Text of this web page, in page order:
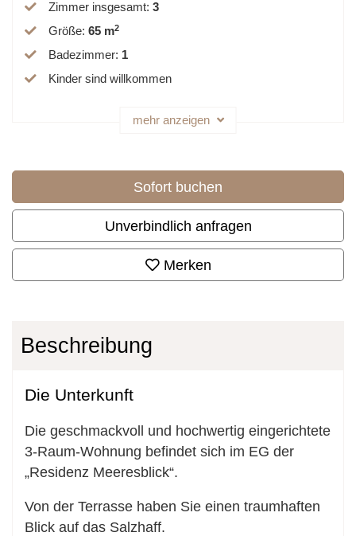
Zimmer insgesamt: 3
Größe: 65 m2
Badezimmer: 1
Kinder sind willkommen
mehr anzeigen
Sofort buchen
Unverbindlich anfragen
Merken
Beschreibung
Die Unterkunft
Die geschmackvoll und hochwertig eingerichtete
3-Raum-Wohnung befindet sich im EG der
„Residenz Meeresblick“.
Von der Terrasse haben Sie einen traumhaften
Blick auf das Salzhaff.